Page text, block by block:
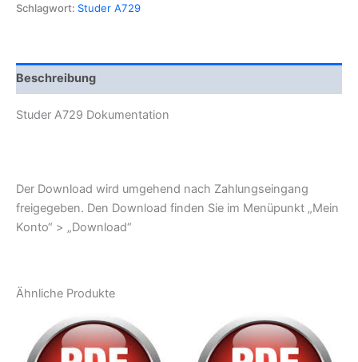
Schlagwort: Studer A729
Beschreibung
Studer A729 Dokumentation
Der Download wird umgehend nach Zahlungseingang
freigegeben. Den Download finden Sie im Menüpunkt „Mein
Konto“ > „Download“
Ähnliche Produkte